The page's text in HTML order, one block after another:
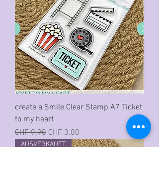
create a Smile Clear Stamp A7 Ticket
to my heart
Standardpreis
CHF 9.90 Sale-Preis
CHF 3.00
AUSVERKAUFT